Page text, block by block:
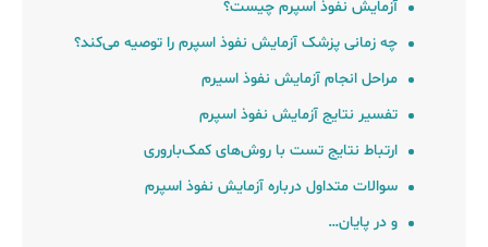
آزمایش نفوذ اسپرم چیست؟
چه زمانی پزشک آزمایش نفوذ اسپرم را توصیه می‌کند؟
مراحل انجام آزمایش نفوذ اسیرم
تفسیر نتایج آزمایش نفوذ اسپرم
ارتباط نتایج تست با روش‌های کمک‌باروری
سوالات متداول درباره آزمایش نفوذ اسپرم
و در پایان…